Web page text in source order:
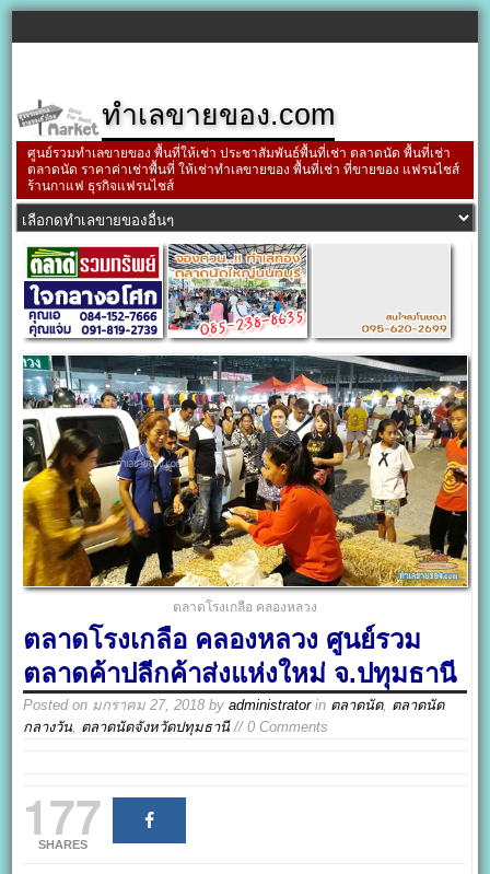
ทำเลขายของ.com
ศูนย์รวมทำเลขายของ พื้นที่ให้เช่า ประชาสัมพันธ์พื้นที่เช่า ตลาดนัด พื้นที่เช่า
ตลาดนัด ราคาค่าเช่าพื้นที่ ให้เช่าทำเลขายของ พื้นที่เช่า ที่ขายของ แฟรนไชส์
ร้านกาแฟ ธุรกิจแฟรนไชส์
ตลาดโรงเกลือ คลองหลวง
ตลาดโรงเกลือ คลองหลวง ศูนย์รวม
ตลาดค้าปลีกค้าส่งแห่งใหม่ จ.ปทุมธานี
Posted on มกราคม 27, 2018 byadministratorin ตลาดนัด, ตลาดนัด
กลางวัน, ตลาดนัดจังหวัดปทุมธานี// 0 Comments
177
SHARES